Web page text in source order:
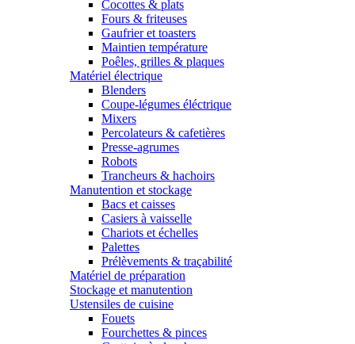
Cocottes & plats
Fours & friteuses
Gaufrier et toasters
Maintien température
Poêles, grilles & plaques
Matériel électrique
Blenders
Coupe-légumes éléctrique
Mixers
Percolateurs & cafetières
Presse-agrumes
Robots
Trancheurs & hachoirs
Manutention et stockage
Bacs et caisses
Casiers à vaisselle
Chariots et échelles
Palettes
Prélèvements & traçabilité
Matériel de préparation
Stockage et manutention
Ustensiles de cuisine
Fouets
Fourchettes & pinces